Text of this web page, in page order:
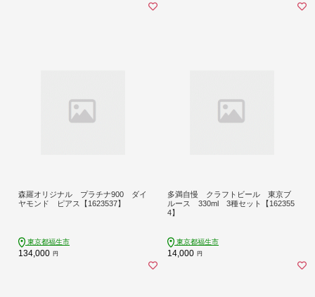
森羅オリジナル プラチナ900 ダイ
ヤモンド ピアス【1623537】
東京都福生市
134,000 円
多満自慢 クラフトビール 東京ブ
ルース 330ml 3種セット【162355
4】
東京都福生市
14,000 円